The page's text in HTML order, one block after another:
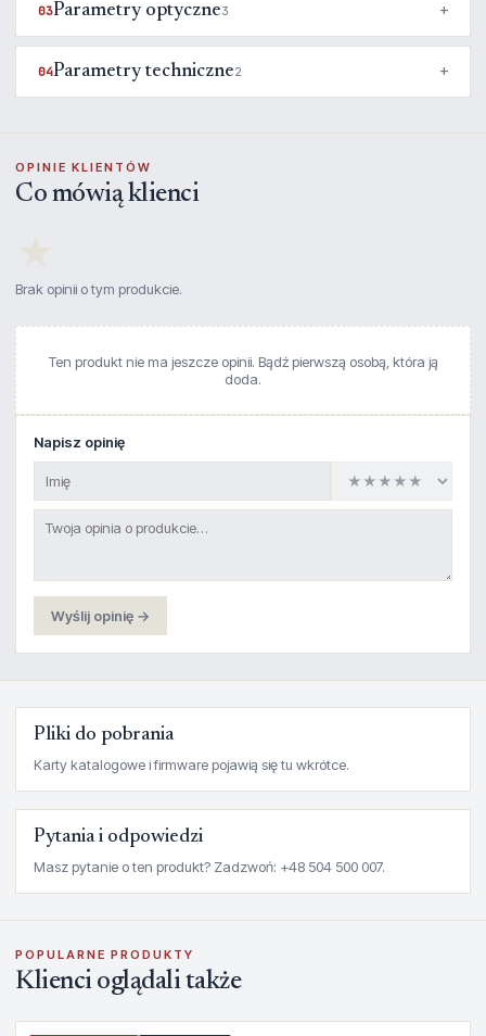
03Parametry optyczne3
04Parametry techniczne2
OPINIE KLIENTÓW
Co mówią klienci
Brak opinii o tym produkcie.
Ten produkt nie ma jeszcze opinii. Bądź pierwszą osobą, która ją
doda.
Napisz opinię
Wyślij opinię →
Pliki do pobrania
Karty katalogowe i firmware pojawią się tu wkrótce.
Pytania i odpowiedzi
Masz pytanie o ten produkt? Zadzwoń: +48 504 500 007.
POPULARNE PRODUKTY
Klienci oglądali także